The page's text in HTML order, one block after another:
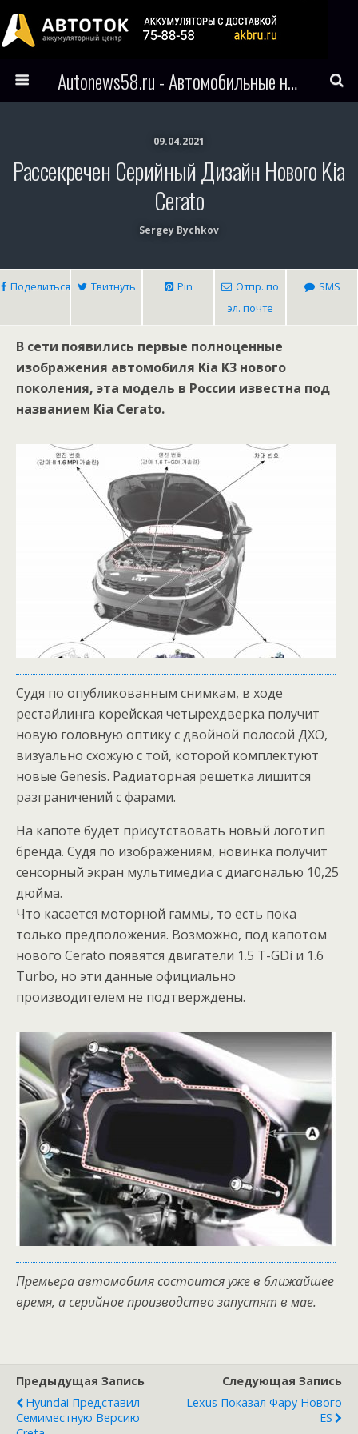
Autonews58.ru - Автомобильные новости Пензы и всего мира
09.04.2021
Рассекречен Серийный Дизайн Нового Kia
Cerato
Sergey Bychkov
Поделиться Твитнуть Pin
Отпр. по
эл. почте
SMS
В сети появились первые полноценные
изображения автомобиля Kia K3 нового
поколения, эта модель в России известна под
названием Kia Cerato.
Судя по опубликованным снимкам, в ходе
рестайлинга корейская четырехдверка получит
новую головную оптику с двойной полосой ДХО,
визуально схожую с той, которой комплектуют
новые Genesis. Радиаторная решетка лишится
разграничений с фарами.
На капоте будет присутствовать новый логотип
бренда. Судя по изображениям, новинка получит
сенсорный экран мультимедиа с диагональю 10,25
дюйма.
Что касается моторной гаммы, то есть пока
только предположения. Возможно, под капотом
нового Cerato появятся двигатели 1.5 T-GDi и 1.6
Turbo, но эти данные официально
производителем не подтверждены.
Премьера автомобиля состоится уже в ближайшее
время, а серийное производство запустят в мае.
Предыдущая Запись
Hyundai Представил
Семиместную Версию
Следующая Запись
Lexus Показал Фару Нового
ES